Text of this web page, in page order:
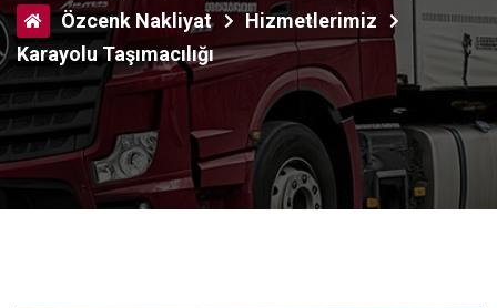
Özcenk Nakliyat
Hizmetlerimiz
Karayolu Taşımacılığı